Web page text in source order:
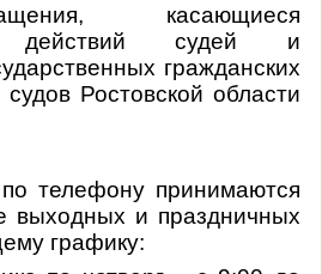
касающиеся
действий судей и
гражданских
Ростовской области
телефону принимаются
выходных и праздничных
графику: